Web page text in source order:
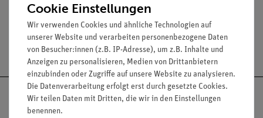
Versandkostenfrei ab 300,- €
Cookie Einstellungen
Wir verwenden Cookies und ähnliche Technologien auf
unserer Website und verarbeiten personenbezogene Daten
von Besucher:innen (z.B. IP-Adresse), um z.B. Inhalte und
Anzeigen zu personalisieren, Medien von Drittanbietern
einzubinden oder Zugriffe auf unsere Website zu analysieren.
Die Datenverarbeitung erfolgt erst durch gesetzte Cookies.
Wir teilen Daten mit Dritten, die wir in den Einstellungen
benennen.